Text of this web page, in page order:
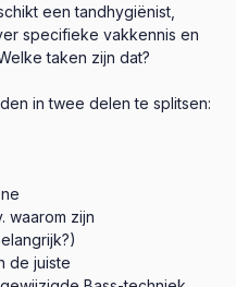
een tandhygiënist,
specifieke vakkennis en
taken zijn dat?
in twee delen te splitsen:
waarom zijn
de juiste